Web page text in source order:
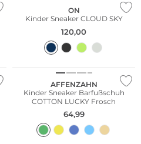
ON
Kinder Sneaker CLOUD SKY
120,00
Nachhaltig
AFFENZAHN
Kinder Sneaker Barfußschuh
COTTON LUCKY Frosch
64,99
Nachhaltig
Nur Online